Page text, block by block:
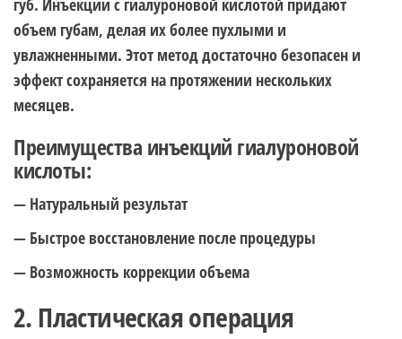
губ. Инъекции с гиалуроновой кислотой придают
объем губам, делая их более пухлыми и
увлажненными. Этот метод достаточно безопасен и
эффект сохраняется на протяжении нескольких
месяцев.
Преимущества инъекций гиалуроновой
кислоты:
— Натуральный результат
— Быстрое восстановление после процедуры
— Возможность коррекции объема
2. Пластическая операция